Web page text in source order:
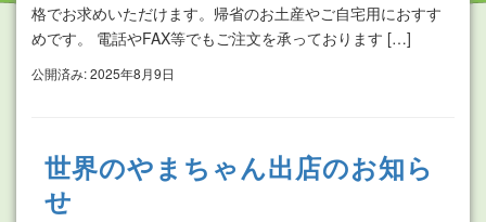
格でお求めいただけます。帰省のお土産やご自宅用におすす
めです。 電話やFAX等でもご注文を承っております […]
公開済み: 2025年8月9日
世界のやまちゃん出店のお知ら
せ